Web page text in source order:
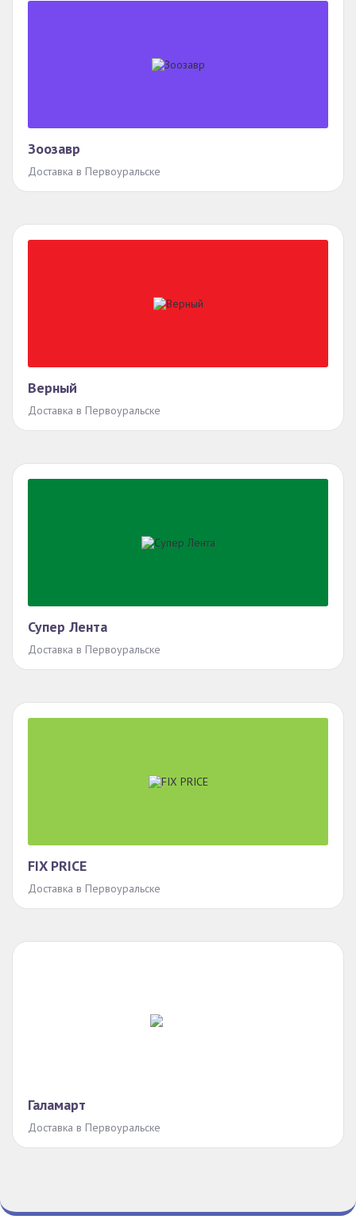
Зоозавр
Доставка в Первоуральске
Верный
Доставка в Первоуральске
Супер Лента
Доставка в Первоуральске
FIX PRICE
Доставка в Первоуральске
Галамарт
Доставка в Первоуральске